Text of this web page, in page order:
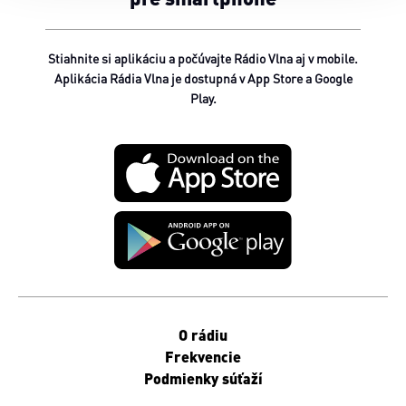
Stiahnite si aplikáciu a počúvajte Rádio Vlna aj v mobile.
Aplikácia Rádia Vlna je dostupná v App Store a Google
Play.
O rádiu
Frekvencie
Podmienky súťaží